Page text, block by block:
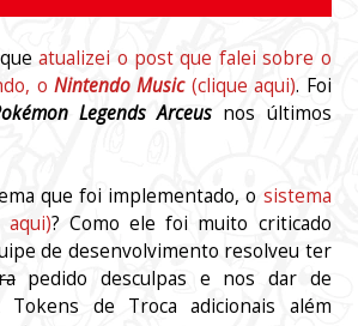
atualizei o post que falei sobre o
o Nintendo Music(clique aqui). Foi
Legends Arceus nos últimos
que foi implementado, o sistema
? Como ele foi muito criticado
de desenvolvimento resolveu ter
pedido desculpas e nos dar de
Tokens de Troca adicionais além